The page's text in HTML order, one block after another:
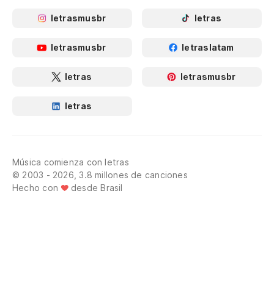
letrasmusbr letras
letrasmusbr letraslatam
letras letrasmusbr
letras
Música comienza con letras
© 2003 - 2026, 3.8 millones de canciones
Hecho con
desde Brasil